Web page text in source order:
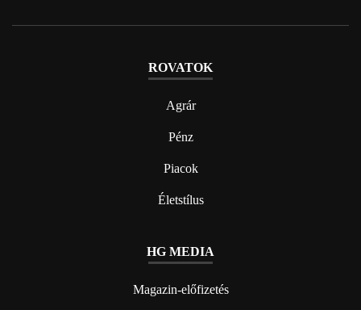
ROVATOK
Agrár
Pénz
Piacok
Életstílus
HG MEDIA
Magazin-előfizetés